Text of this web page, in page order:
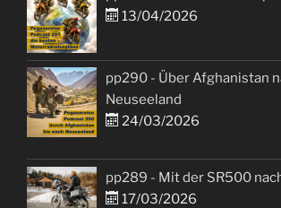
13/04/2026
pp290 - Über Afghanistan
Neuseeland
24/03/2026
pp289 - Mit der SR500
17/03/2026